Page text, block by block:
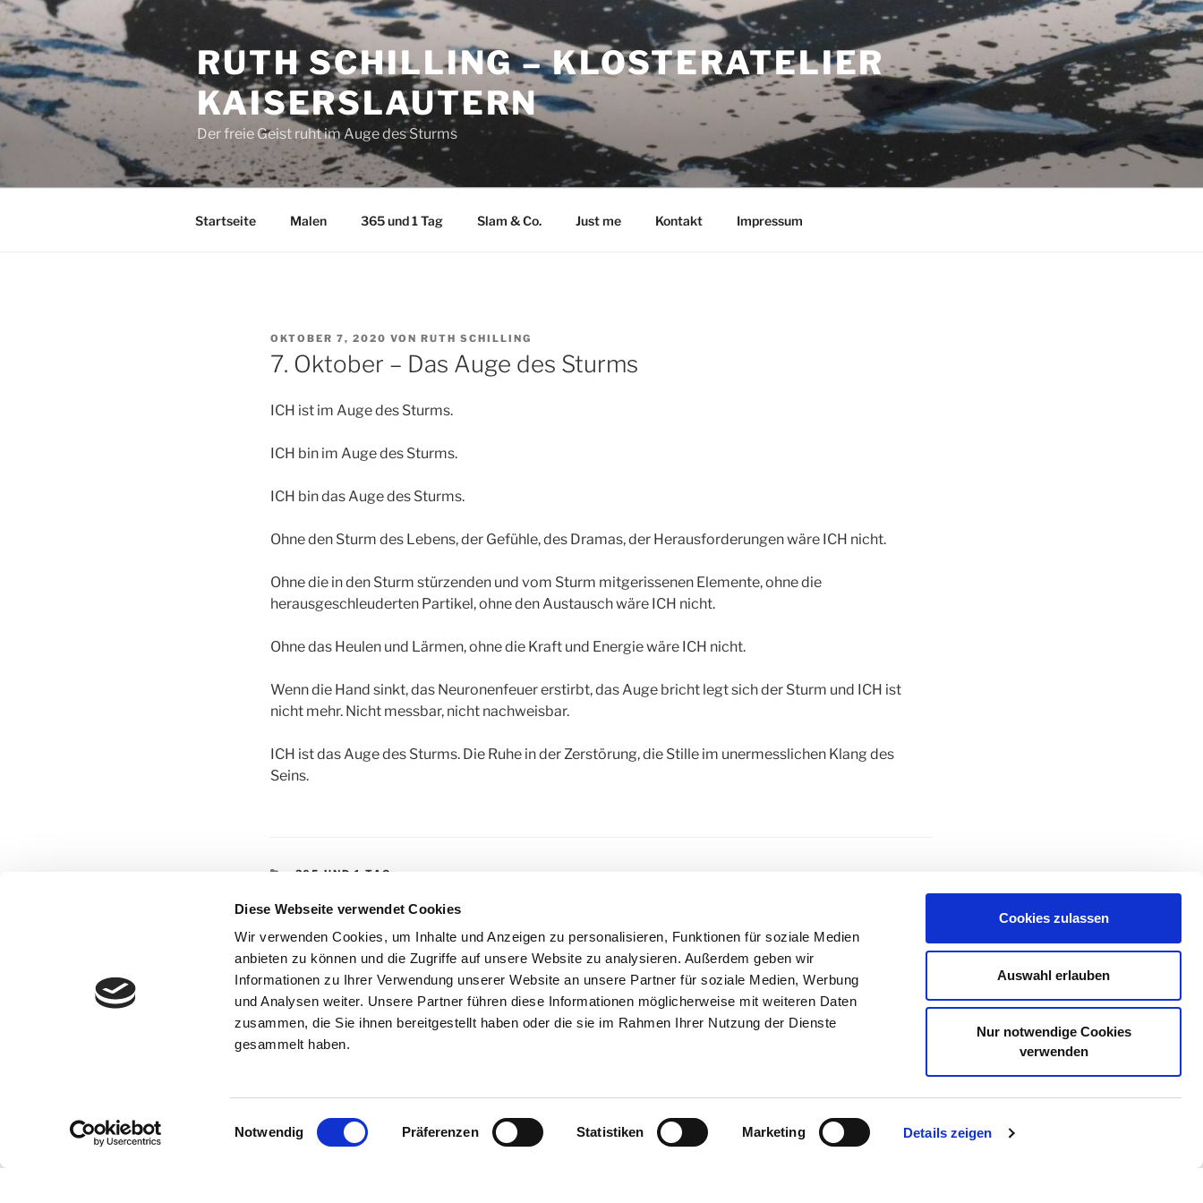
Diese Webseite verwendet Cookies
Wir verwenden Cookies, um Inhalte und Anzeigen zu personalisieren, Funktionen für soziale Medien
anbieten zu können und die Zugriffe auf unsere Website zu analysieren. Außerdem geben wir
Informationen zu Ihrer Verwendung unserer Website an unsere Partner für soziale Medien, Werbung
und Analysen weiter. Unsere Partner führen diese Informationen möglicherweise mit weiteren Daten
zusammen, die Sie ihnen bereitgestellt haben oder die sie im Rahmen Ihrer Nutzung der Dienste
gesammelt haben.
Einwilligungsauswahl
Notwendig Präferenzen Statistiken Marketing Details zeigen
Cookies zulassen
Auswahl erlauben
Nur notwendige Cookies
verwenden
Zum
Inhalt
springen
RUTH SCHILLING – KLOSTERATELIER
KAISERSLAUTERN
Der freie Geist ruht im Auge des Sturms
Startseite Malen 365 und 1 Tag Slam & Co. Just me Kontakt Impressum
VERÖFFENTLICHT
AM
OKTOBER 7, 2020 VON RUTH SCHILLING
7. Oktober – Das Auge des Sturms
ICH ist im Auge des Sturms.
ICH bin im Auge des Sturms.
ICH bin das Auge des Sturms.
Ohne den Sturm des Lebens, der Gefühle, des Dramas, der Herausforderungen wäre ICH nicht.
Ohne die in den Sturm stürzenden und vom Sturm mitgerissenen Elemente, ohne die
herausgeschleuderten Partikel, ohne den Austausch wäre ICH nicht.
Ohne das Heulen und Lärmen, ohne die Kraft und Energie wäre ICH nicht.
Wenn die Hand sinkt, das Neuronenfeuer erstirbt, das Auge bricht legt sich der Sturm und ICH ist
nicht mehr. Nicht messbar, nicht nachweisbar.
ICH ist das Auge des Sturms. Die Ruhe in der Zerstörung, die Stille im unermesslichen Klang des
Seins.
KATEGORIEN
365 UND 1 TAG
RUTH SCHILLING ,SHORTSTORY
Beitragsnavigation
Vorheriger
Beitrag
6. Oktober – Langeweile
Beitrag
WEITER